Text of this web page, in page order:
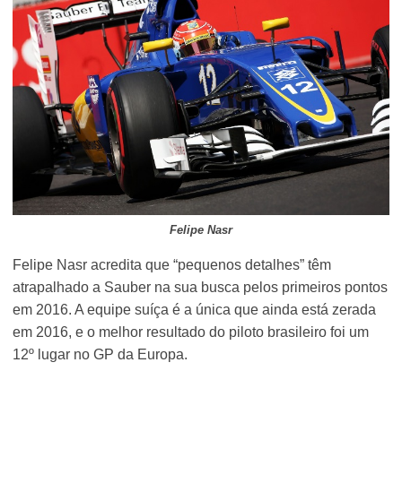
Felipe Nasr
Felipe Nasr acredita que “pequenos detalhes” têm
atrapalhado a Sauber na sua busca pelos primeiros pontos
em 2016. A equipe suíça é a única que ainda está zerada
em 2016, e o melhor resultado do piloto brasileiro foi um
12º lugar no GP da Europa.